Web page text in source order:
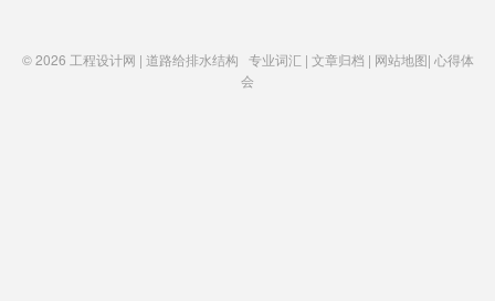
© 2026 工程设计网 | 道路给排水结构 专业词汇 | 文章归档 | 网站地图| 心得体
会